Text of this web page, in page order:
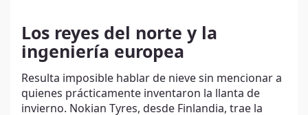
Los reyes del norte y la
ingeniería europea
Resulta imposible hablar de nieve sin mencionar a
quienes prácticamente inventaron la llanta de
invierno. Nokian Tyres, desde Finlandia, trae la